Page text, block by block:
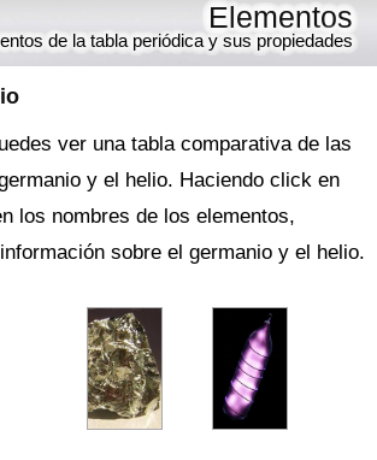
Elementos
de la tabla periódica y sus propiedades
ver una tabla comparativa de las
y el helio. Haciendo click en
los nombres de los elementos,
sobre el germanio y el helio.